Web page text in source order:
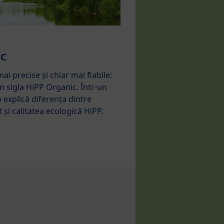
precise și chiar mai fiabile:
sigla HiPP Organic. Într-un
explică diferența dintre
calitatea ecologică HiPP.